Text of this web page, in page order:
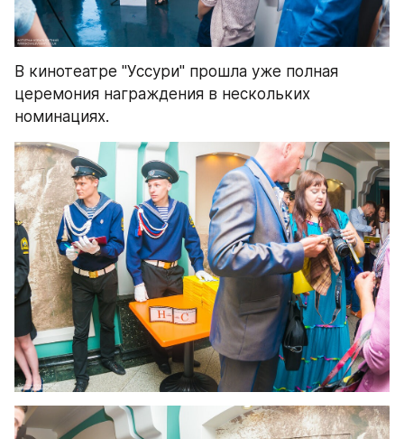
В кинотеатре "Уссури" прошла уже полная
церемония награждения в нескольких
номинациях.